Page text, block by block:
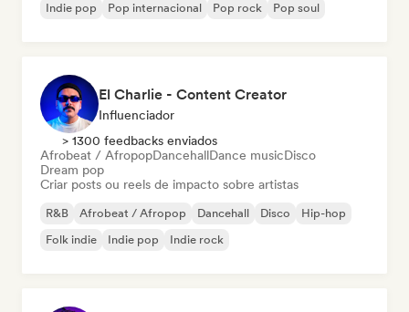
Indie pop
Pop internacional Pop rock Pop soul
El Charlie - Content Creator
Influenciador
> 1300 feedbacks enviados
Afrobeat / AfropopDancehallDance musicDisco
Dream pop
Criar posts ou reels de impacto sobre artistas
R&B Afrobeat / Afropop Dancehall Disco
Hip-hop
Folk indie
Indie pop Indie rock